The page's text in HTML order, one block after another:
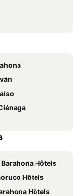
Hôtels
Hôtels
Hôtels